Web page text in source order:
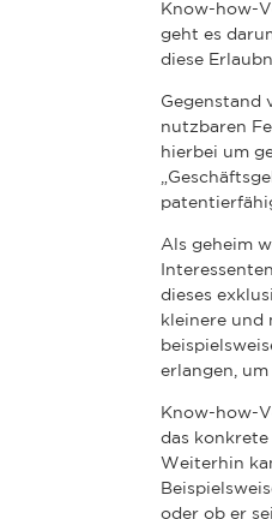
Know-how-
geht es
diese
Gegenstand
nutzbaren
hierbei um
Als geheim
dieses
kleinere und
erlangen,
Know-how-
das
Weiterhin
oder ob er